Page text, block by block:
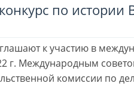
по истории
к участию в
г. Международным
комиссии по